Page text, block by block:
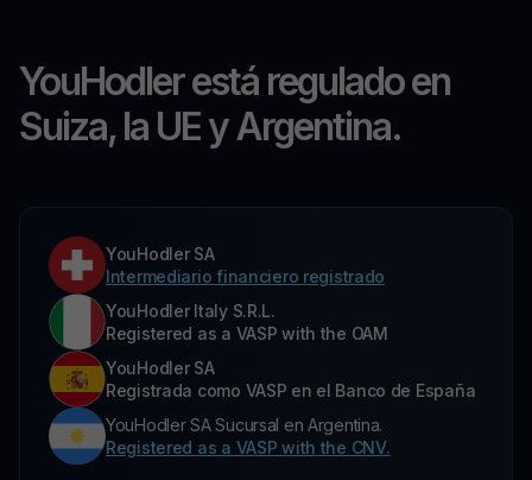
YouHodler está regulado en
Suiza, la UE y Argentina.
YouHodler SA
Intermediario financiero registrado
YouHodler Italy S.R.L.
Registered as a VASP with the OAM
YouHodler SA
Registrada como VASP en el Banco de España
YouHodler SA Sucursal en Argentina.
Registered as a VASP with the CNV.